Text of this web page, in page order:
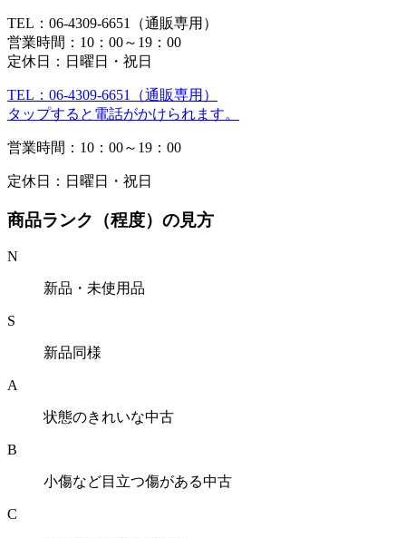
TEL：06-4309-6651（通販専用）
営業時間：10：00～19：00
定休日：日曜日・祝日
TEL：06-4309-6651（通販専用）
タップすると電話がかけられます。
営業時間：10：00～19：00
定休日：日曜日・祝日
商品ランク（程度）の見方
N
新品・未使用品
S
新品同様
A
状態のきれいな中古
B
小傷など目立つ傷がある中古
C